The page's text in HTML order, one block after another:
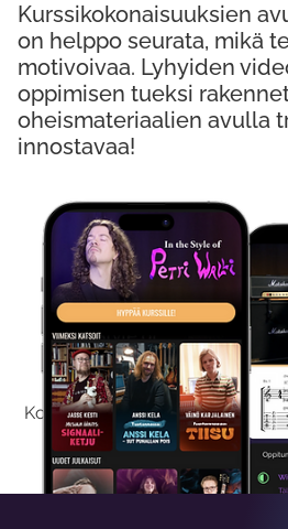
Kokeile
Kokeilemalla ilmaiseksi saat
viikon
Kurssikokonaisuuksien
on helppo seurata, mikä
motivoivaa. Lyhyiden
oppimisen tueksi
oheismateriaalien avulla
innostavaa!